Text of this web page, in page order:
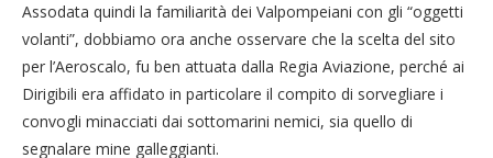
Assodata quindi la familiarità dei Valpompeiani con gli “oggetti
volanti”, dobbiamo ora anche osservare che la scelta del sito
per l’Aeroscalo, fu ben attuata dalla Regia Aviazione, perché ai
Dirigibili era affidato in particolare il compito di sorvegliare i
convogli minacciati dai sottomarini nemici, sia quello di
segnalare mine galleggianti.